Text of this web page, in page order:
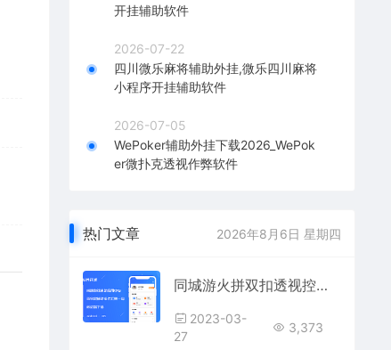
开挂辅助软件
2026-07-22
四川微乐麻将辅助外挂,微乐四川麻将
小程序开挂辅助软件
2026-07-05
WePoker辅助外挂下载2026_WePok
er微扑克透视作弊软件
热门文章 2026年8月6日 星期四
同城游火拼双扣透视控牌挂手机版下载
2023-03-
27
3,373